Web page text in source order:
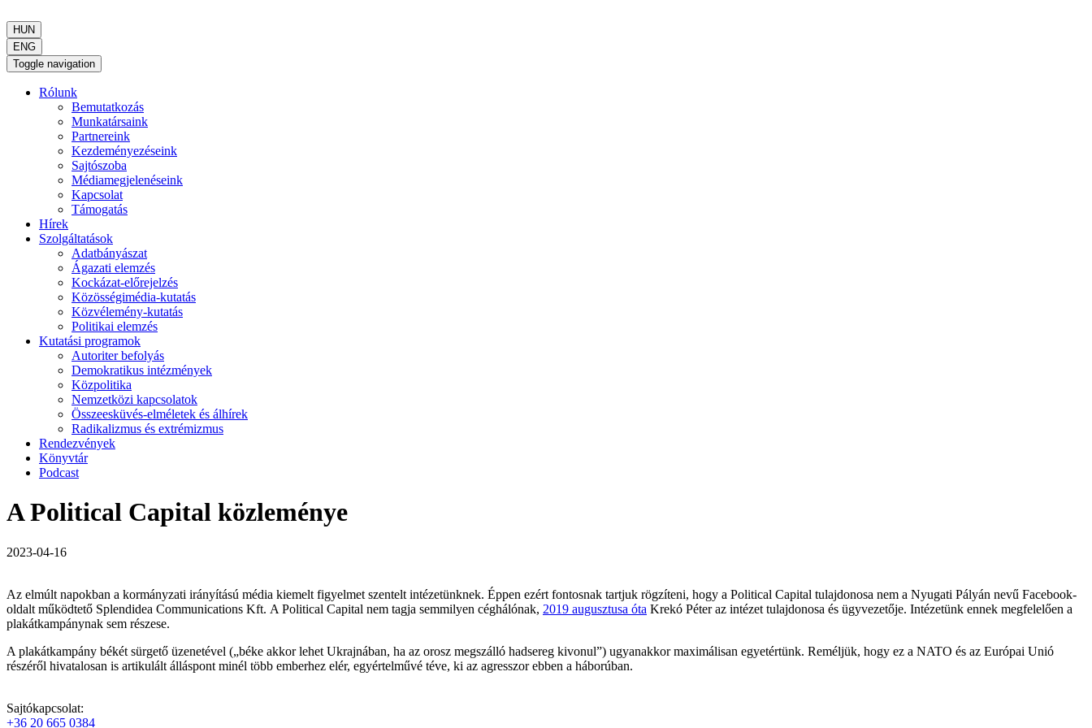
HUN
ENG
Toggle navigation
Rólunk
Bemutatkozás
Munkatársaink
Partnereink
Kezdeményezéseink
Sajtószoba
Médiamegjelenéseink
Kapcsolat
Támogatás
Hírek
Szolgáltatások
Adatbányászat
Ágazati elemzés
Kockázat-előrejelzés
Közösségimédia-kutatás
Közvélemény-kutatás
Politikai elemzés
Kutatási programok
Autoriter befolyás
Demokratikus intézmények
Közpolitika
Nemzetközi kapcsolatok
Összeesküvés-elméletek és álhírek
Radikalizmus és extrémizmus
Rendezvények
Könyvtár
Podcast
A Political Capital közleménye
2023-04-16
Az elmúlt napokban a kormányzati irányítású média kiemelt figyelmet szentelt intézetünknek. Éppen ezért fontosnak tartjuk rögzíteni, hogy a Political Capital tulajdonosa nem a Nyugati Pályán nevű Facebook-
oldalt működtető Splendidea Communications Kft. A Political Capital nem tagja semmilyen céghálónak, 2019 augusztusa óta Krekó Péter az intézet tulajdonosa és ügyvezetője. Intézetünk ennek megfelelően a
plakátkampánynak sem részese.
A plakátkampány békét sürgető üzenetével („béke akkor lehet Ukrajnában, ha az orosz megszálló hadsereg kivonul”) ugyanakkor maximálisan egyetértünk. Reméljük, hogy ez a NATO és az Európai Unió
részéről hivatalosan is artikulált álláspont minél több emberhez elér, egyértelművé téve, ki az agresszor ebben a háborúban.
Sajtókapcsolat:
+36 20 665 0384